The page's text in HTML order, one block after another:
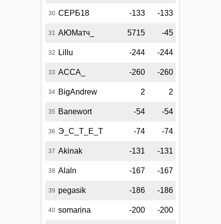
30 СЕРБ18 -133 -133
31 АЮМатч_ 5715 -45
32 Lillu -244 -244
33 АССА_ -260 -260
34 BigAndrew 2 2
35 Banewort -54 -54
36 Э_С_Т_Е_Т -74 -74
37 Akinak -131 -131
38 Alaln -167 -167
39 pegasik -186 -186
40 somarina -200 -200